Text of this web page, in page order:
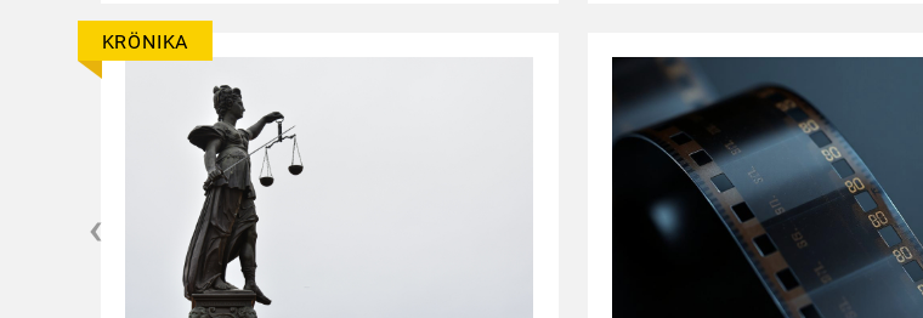
KRÖNIKA